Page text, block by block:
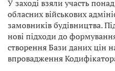
У заході взяли участь
обласних військових
замовників будівництва.
нові підходи до
створення Бази даних цін
впровадження